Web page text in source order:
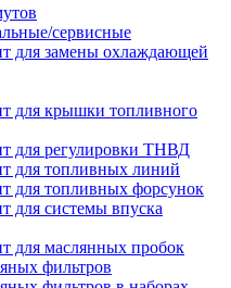
сервисные
для замены охлаждающей
для крышки топливного
для регулировки ТНВД
для топливных линий
для топливных форсунок
для системы впуска
для маслянных пробок
фильтров